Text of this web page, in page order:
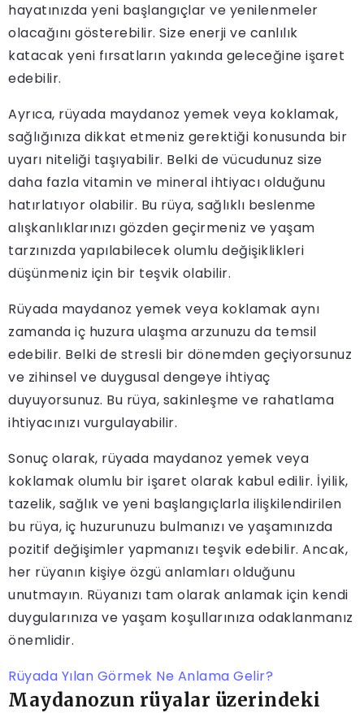
hayatınızda yeni başlangıçlar ve yenilenmeler
olacağını gösterebilir. Size enerji ve canlılık
katacak yeni fırsatların yakında geleceğine işaret
edebilir.
Ayrıca, rüyada maydanoz yemek veya koklamak,
sağlığınıza dikkat etmeniz gerektiği konusunda bir
uyarı niteliği taşıyabilir. Belki de vücudunuz size
daha fazla vitamin ve mineral ihtiyacı olduğunu
hatırlatıyor olabilir. Bu rüya, sağlıklı beslenme
alışkanlıklarınızı gözden geçirmeniz ve yaşam
tarzınızda yapılabilecek olumlu değişiklikleri
düşünmeniz için bir teşvik olabilir.
Rüyada maydanoz yemek veya koklamak aynı
zamanda iç huzura ulaşma arzunuzu da temsil
edebilir. Belki de stresli bir dönemden geçiyorsunuz
ve zihinsel ve duygusal dengeye ihtiyaç
duyuyorsunuz. Bu rüya, sakinleşme ve rahatlama
ihtiyacınızı vurgulayabilir.
Sonuç olarak, rüyada maydanoz yemek veya
koklamak olumlu bir işaret olarak kabul edilir. İyilik,
tazelik, sağlık ve yeni başlangıçlarla ilişkilendirilen
bu rüya, iç huzurunuzu bulmanızı ve yaşamınızda
pozitif değişimler yapmanızı teşvik edebilir. Ancak,
her rüyanın kişiye özgü anlamları olduğunu
unutmayın. Rüyanızı tam olarak anlamak için kendi
duygularınıza ve yaşam koşullarınıza odaklanmanız
önemlidir.
Rüyada Yılan Görmek Ne Anlama Gelir?
Maydanozun rüyalar üzerindeki